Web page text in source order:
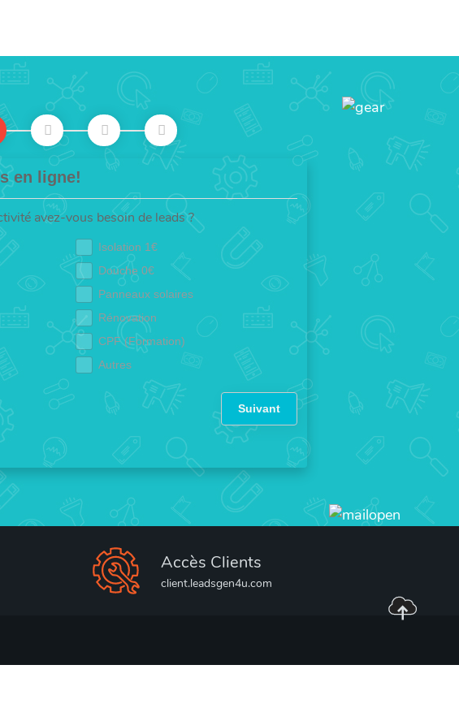
en ligne!
avez-vous besoin de leads ?
Isolation 1€
Douche 0€
Panneaux solaires
Rénovation
CPF (Formation)
Autres
Suivant
Accès Clients
client.leadsgen4u.com